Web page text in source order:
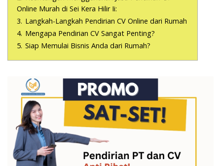
Online Murah di Sei Kera Hilir Ii:
3. Langkah-Langkah Pendirian CV Online dari Rumah
4. Mengapa Pendirian CV Sangat Penting?
5. Siap Memulai Bisnis Anda dari Rumah?